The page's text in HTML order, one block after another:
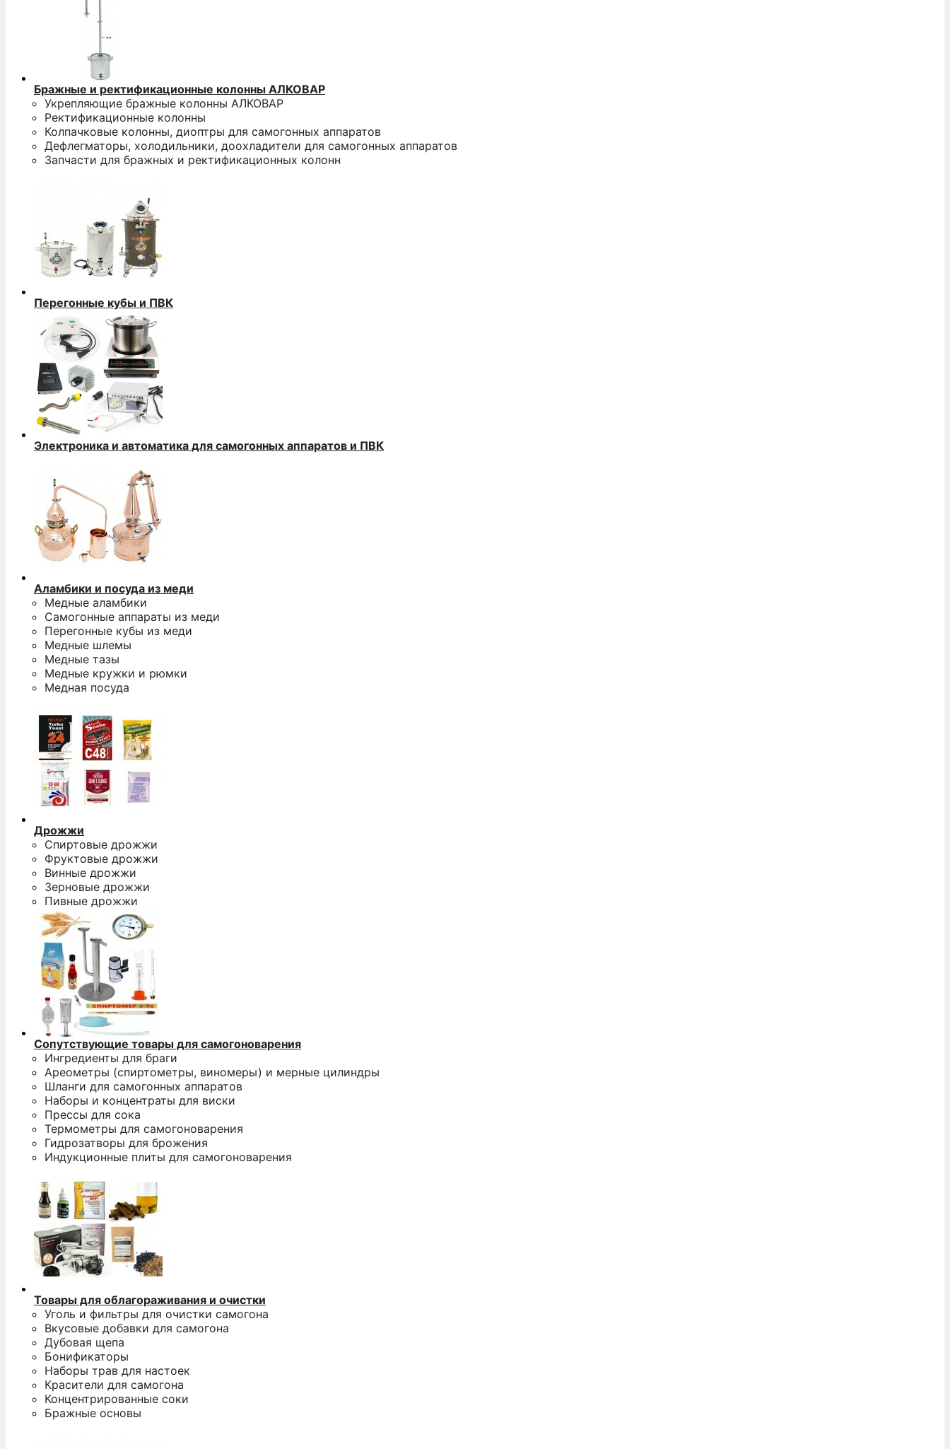
Бражные и ректификационные колонны АЛКОВАР
Укрепляющие бражные колонны АЛКОВАР
Ректификационные колонны
Колпачковые колонны, диоптры для самогонных аппаратов
Дефлегматоры, холодильники, доохладители для самогонных аппаратов
Запчасти для бражных и ректификационных колонн
Перегонные кубы и ПВК
Электроника и автоматика для самогонных аппаратов и ПВК
Аламбики и посуда из меди
Медные аламбики
Самогонные аппараты из меди
Перегонные кубы из меди
Медные шлемы
Медные тазы
Медные кружки и рюмки
Медная посуда
Дрожжи
Спиртовые дрожжи
Фруктовые дрожжи
Винные дрожжи
Зерновые дрожжи
Пивные дрожжи
Сопутствующие товары для самогоноварения
Ингредиенты для браги
Ареометры (спиртометры, виномеры) и мерные цилиндры
Шланги для самогонных аппаратов
Наборы и концентраты для виски
Прессы для сока
Термометры для самогоноварения
Гидрозатворы для брожения
Индукционные плиты для самогоноварения
Товары для облагораживания и очистки
Уголь и фильтры для очистки самогона
Вкусовые добавки для самогона
Дубовая щепа
Бонификаторы
Наборы трав для настоек
Красители для самогона
Концентрированные соки
Бражные основы